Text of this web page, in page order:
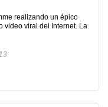
realizando un épico
video viral del Internet. La